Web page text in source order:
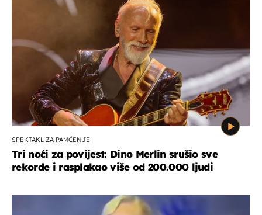
SPEKTAKL ZA PAMĆENJE
Tri noći za povijest: Dino Merlin srušio sve
rekorde i rasplakao više od 200.000 ljudi